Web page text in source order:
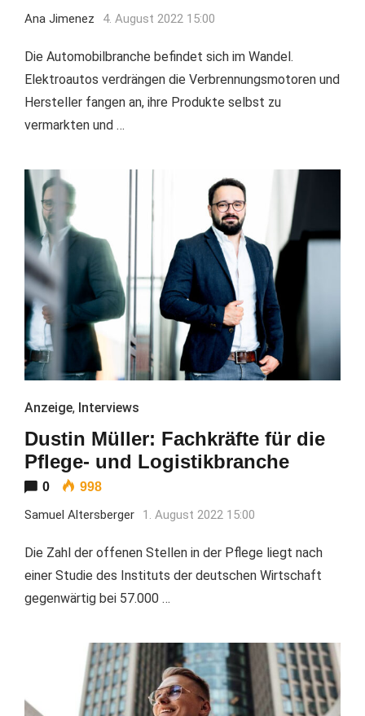
Ana Jimenez 4. August 2022 15:00
Die Automobilbranche befindet sich im Wandel.
Elektroautos verdrängen die Verbrennungsmotoren und
Hersteller fangen an, ihre Produkte selbst zu
vermarkten und …
Anzeige, Interviews
Dustin Müller: Fachkräfte für die
Pflege- und Logistikbranche
0 998
Samuel Altersberger 1. August 2022 15:00
Die Zahl der offenen Stellen in der Pflege liegt nach
einer Studie des Instituts der deutschen Wirtschaft
gegenwärtig bei 57.000 …